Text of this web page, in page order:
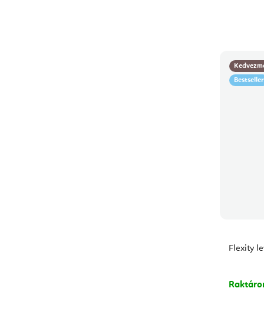
Bestseller
Flexity